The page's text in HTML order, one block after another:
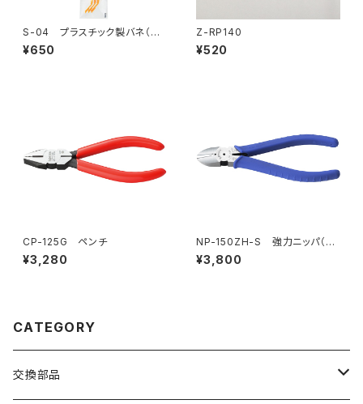
S-04 プラスチック製バネ（3
本入）
¥650
Z-RP140
¥520
CP-125G ペンチ
¥3,280
NP-150ZH-S 強力ニッパ（バ
ネ付・刃穴付）
¥3,800
CATEGORY
交換部品